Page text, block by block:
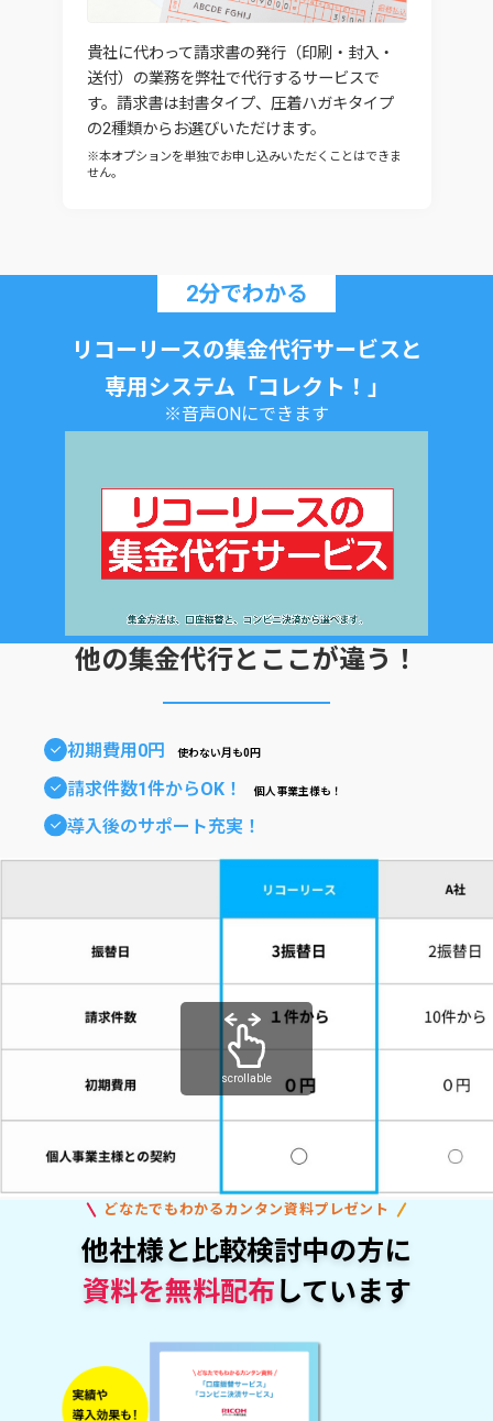
貴社に代わって請求書の発行（印刷・封入・
送付）の業務を弊社で代行するサービスで
す。請求書は封書タイプ、圧着ハガキタイプ
の2種類からお選びいただけます。
※本オプションを単独でお申し込みいただくことはできま
せん。
2分でわかる
リコーリースの集金代行サービスと
専用システム「コレクト！」
※音声ONにできます
他の集金代行とここが違う！
初期費用0円 使わない月も0円
請求件数1件からOK！ 個人事業主様も！
導入後のサポート充実！
scrollable
どなたでもわかるカンタン資料プレゼント
他社様と比較検討中の方に
資料を無料配布 しています